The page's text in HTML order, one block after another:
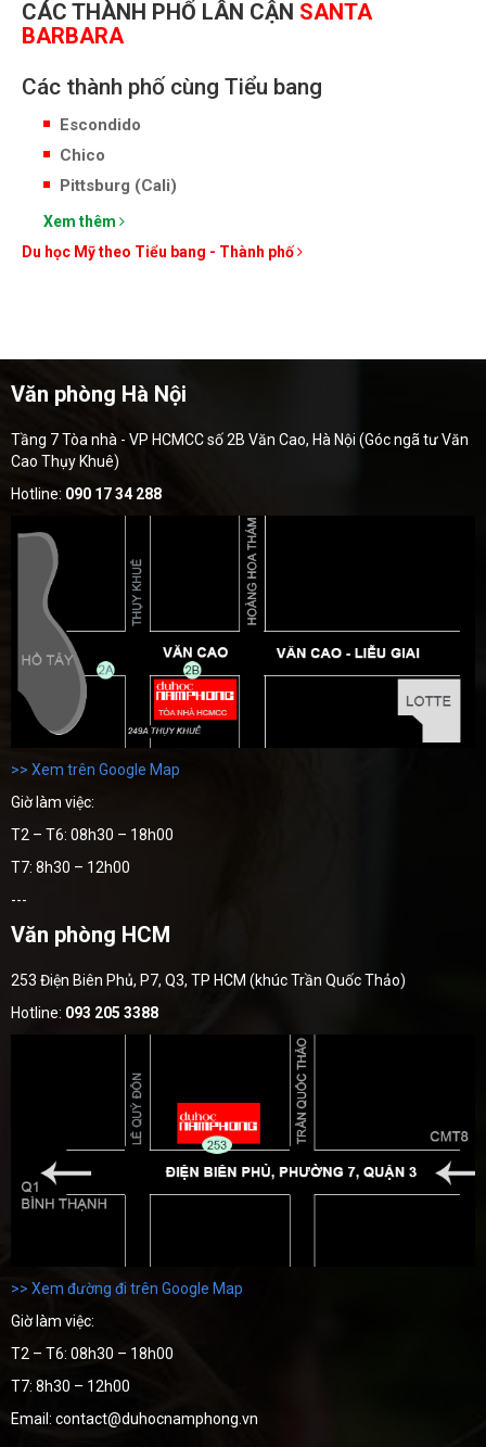
CÁC THÀNH PHỐ LÂN CẬN SANTA
BARBARA
Các thành phố cùng Tiểu bang
Escondido
Chico
Pittsburg (Cali)
Xem thêm
Du học Mỹ theo Tiểu bang - Thành phố
Văn phòng Hà Nội
Tầng 7 Tòa nhà - VP HCMCC số 2B Văn Cao, Hà Nội (Góc ngã tư Văn
Cao Thụy Khuê)
Hotline: 090 17 34 288
>> Xem trên Google Map
Giờ làm việc:
T2 – T6: 08h30 – 18h00
T7: 8h30 – 12h00
---
Văn phòng HCM
253 Điện Biên Phủ, P7, Q3, TP HCM (khúc Trần Quốc Thảo)
Hotline: 093 205 3388
>> Xem đường đi trên Google Map
Giờ làm việc:
T2 – T6: 08h30 – 18h00
T7: 8h30 – 12h00
Email: contact@duhocnamphong.vn